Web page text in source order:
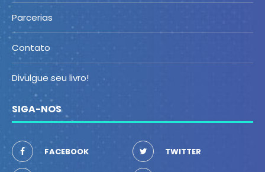
Parcerias
Contato
Divulgue seu livro!
SIGA-NOS
FACEBOOK TWITTER